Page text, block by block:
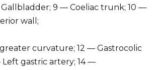
9 — Coeliac trunk; 10 —
wall;
greater curvature; 12 — Gastrocolic
Left gastric artery; 14 —